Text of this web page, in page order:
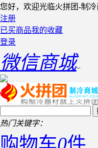
您好，欢迎光临火拼团-制
注册
已买商品我的收藏
登录
微信商城
热门关键字：